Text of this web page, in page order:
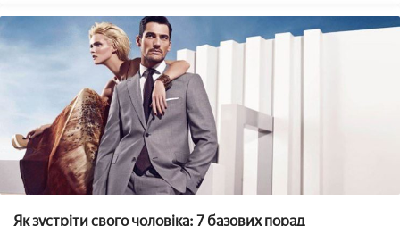
Як зустріти свого чоловіка: 7 базових порад